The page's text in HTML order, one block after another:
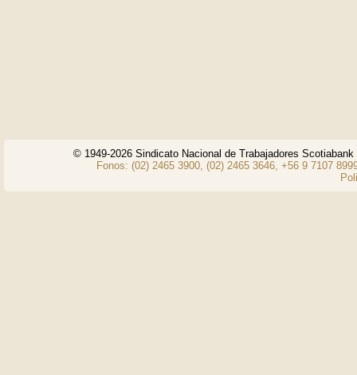
© 1949-2026 Sindicato Nacional de Trabajadores
Fonos: (02) 2465 3900, (02) 2465 3646, +56 9 7107